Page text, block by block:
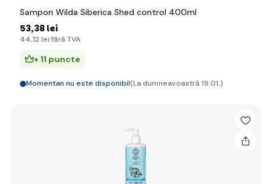
Sampon Wilda Siberica Shed control 400ml
53,38 lei
44,12 lei fără TVA
+ 11 puncte
Momentan nu este disponibil(La dumneavoastră 19.01.)